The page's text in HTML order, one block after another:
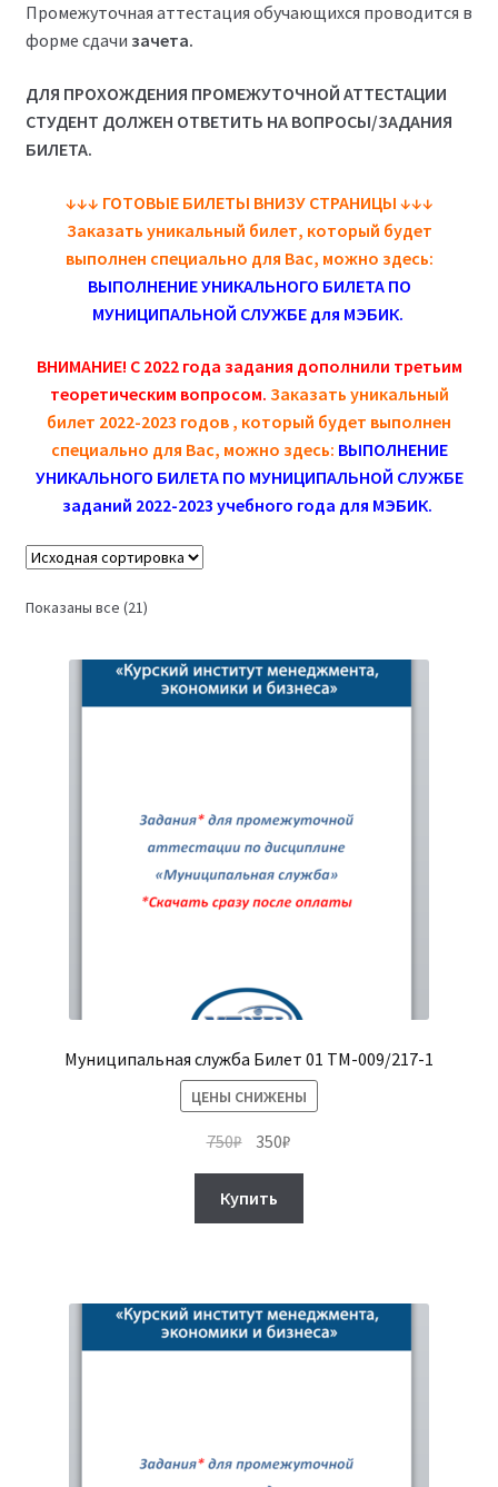
38.04.03 Управление персоналом 2,5 года
(Магистратура)
38.04.04 Государственное и муниципальное
управление 2,5 года (Магистратура)
Промежуточная аттестация обучающихся проводится в
форме сдачи зачета.
ДЛЯ ПРОХОЖДЕНИЯ ПРОМЕЖУТОЧНОЙ АТТЕСТАЦИИ
СТУДЕНТ ДОЛЖЕН ОТВЕТИТЬ НА ВОПРОСЫ/ЗАДАНИЯ
БИЛЕТА.
↓↓↓ ГОТОВЫЕ БИЛЕТЫ ВНИЗУ СТРАНИЦЫ ↓↓↓
Заказать уникальный билет, который будет
выполнен специально для Вас, можно здесь:
ВЫПОЛНЕНИЕ УНИКАЛЬНОГО БИЛЕТА ПО
МУНИЦИПАЛЬНОЙ СЛУЖБЕ для МЭБИК.
ВНИМАНИЕ! С 2022 года задания дополнили третьим
теоретическим вопросом. Заказать уникальный
билет 2022-2023 годов , который будет выполнен
специально для Вас, можно здесь: ВЫПОЛНЕНИЕ
УНИКАЛЬНОГО БИЛЕТА ПО МУНИЦИПАЛЬНОЙ СЛУЖБЕ
заданий 2022-2023 учебного года для МЭБИК.
Показаны все (21)
Муниципальная служба Билет 01 ТМ-009/217-1
ЦЕНЫ СНИЖЕНЫ
750₽ Первоначальная
цена
составляла
750₽.
350₽
цена:
Купить